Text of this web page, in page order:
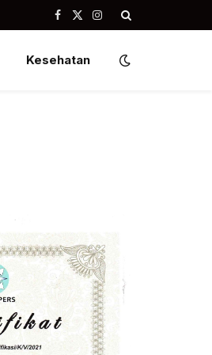
Facebook
X
Instagram
Kesehatan